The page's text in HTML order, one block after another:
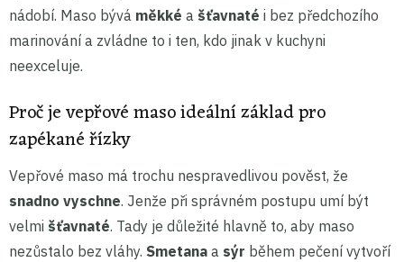
nádobí. Maso bývá měkké a šťavnaté i bez předchozího
marinování a zvládne to i ten, kdo jinak v kuchyni
neexceluje.
Proč je vepřové maso ideální základ pro
zapékané řízky
Vepřové maso má trochu nespravedlivou pověst, že
snadno vyschne. Jenže při správném postupu umí být
velmi šťavnaté. Tady je důležité hlavně to, aby maso
nezůstalo bez vláhy. Smetana a sýr během pečení vytvoří